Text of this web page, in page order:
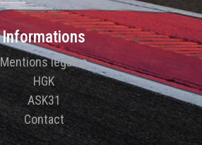
Informations
Mentions légales
HGK
ASK31
Contact